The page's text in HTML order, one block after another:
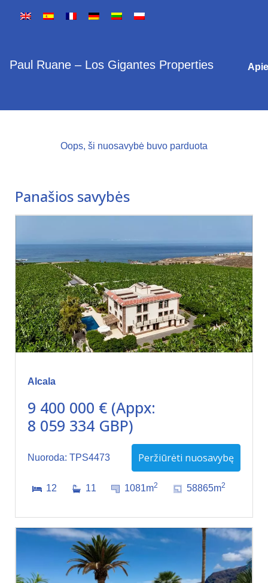
Paul Ruane – Los Gigantes Properties Apie
Oops, ši nuosavybė buvo parduota
Panašios savybės
Alcala
9 400 000 € (Appx:
8 059 334 GBP)
Nuoroda: TPS4473 Peržiūrėti nuosavybę
12 11 1081m2 58865m2